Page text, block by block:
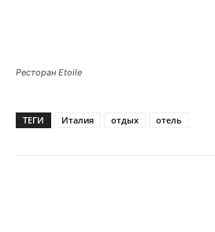
Ресторан Etoile
ТЕГИ Италия отдых отель